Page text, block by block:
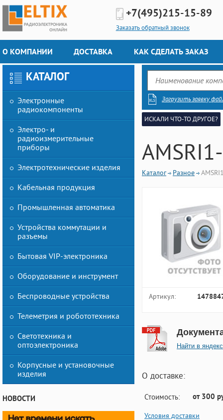
+7(495)215-15-89
Заказать обратный звонок
О КОМПАНИИ ДОСТАВКА КАК СДЕЛАТЬ ЗАКАЗ
КАТАЛОГ
Электронные
радиокомпоненты
Электро- и
радиоизмерительные
приборы
Электротехнические изделия
Кабельная продукция
Промышленная автоматика
Устройства коммутации и
разъемы
Бытовая VIP-электроника
Оборудование и инструмент
Беспроводные устройства
Телеметрия и робототехника
Светотехника и
оптоэлектроника
Корпусные и установочные
изделия
НОВОСТИ
Загрузить заявку
ИСКАЛИ ЧТО-ТО ДРУГОЕ?
Каталог Разное
Артикул:
Найти в яндекс
О доставке:
Стоимость: от 300
Условия доставки